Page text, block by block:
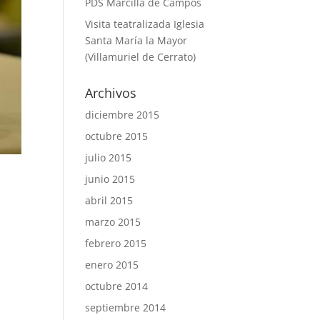
Visita teatralizada Iglesia
Santa María la Mayor
(Villamuriel de Cerrato)
Archivos
diciembre 2015
octubre 2015
julio 2015
junio 2015
abril 2015
marzo 2015
febrero 2015
enero 2015
octubre 2014
septiembre 2014